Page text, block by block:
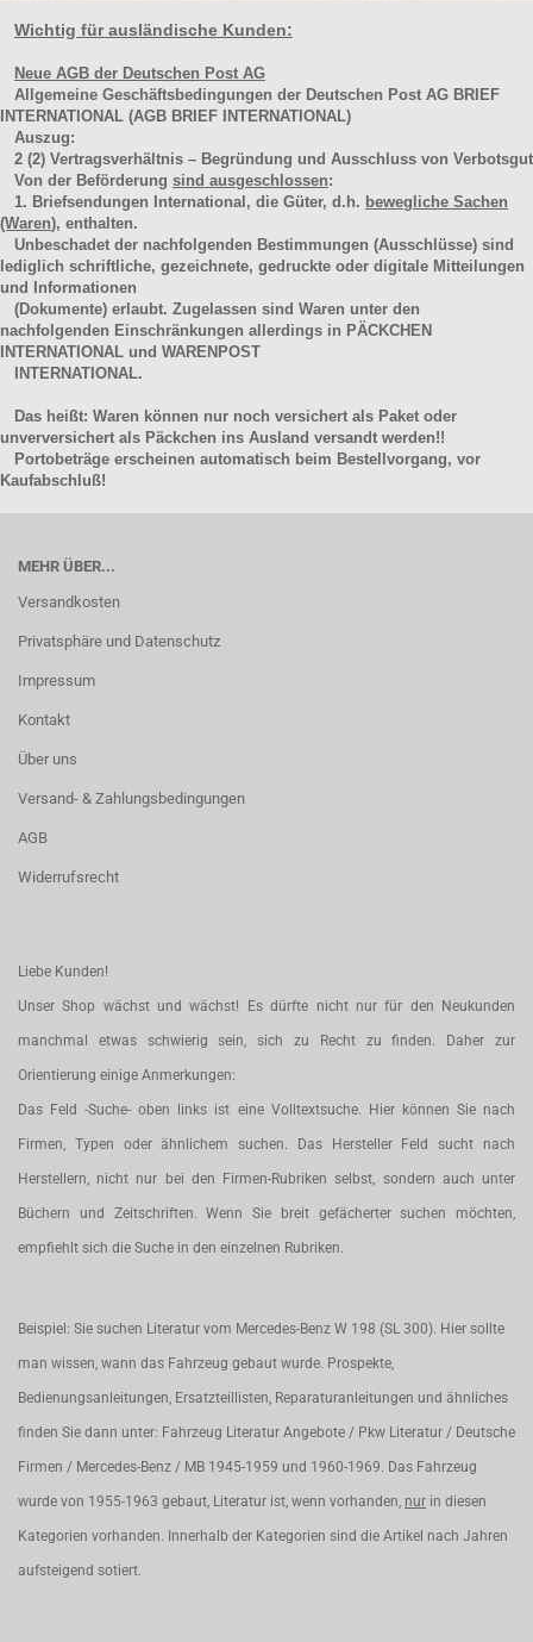
Wichtig für ausländische Kunden:
Neue AGB der Deutschen Post AG
Allgemeine Geschäftsbedingungen der Deutschen Post AG BRIEF
INTERNATIONAL (AGB BRIEF INTERNATIONAL)
Auszug:
2 (2) Vertragsverhältnis – Begründung und Ausschluss von Verbotsgut
Von der Beförderung sind ausgeschlossen:
1. Briefsendungen International, die Güter, d.h. bewegliche Sachen
(Waren), enthalten.
Unbeschadet der nachfolgenden Bestimmungen (Ausschlüsse) sind
lediglich schriftliche, gezeichnete, gedruckte oder digitale Mitteilungen
und Informationen
(Dokumente) erlaubt. Zugelassen sind Waren unter den
nachfolgenden Einschränkungen allerdings in PÄCKCHEN
INTERNATIONAL und WARENPOST
INTERNATIONAL.
Das heißt: Waren können nur noch versichert als Paket oder
unverversichert als Päckchen ins Ausland versandt werden!!
Portobeträge erscheinen automatisch beim Bestellvorgang, vor
Kaufabschluß!
MEHR ÜBER...
Versandkosten
Privatsphäre und Datenschutz
Impressum
Kontakt
Über uns
Versand- & Zahlungsbedingungen
AGB
Widerrufsrecht
Liebe Kunden!
Unser Shop wächst und wächst! Es dürfte nicht nur für den Neukunden
manchmal etwas schwierig sein, sich zu Recht zu finden. Daher zur
Orientierung einige Anmerkungen:
Das Feld -Suche- oben links ist eine Volltextsuche. Hier können Sie nach
Firmen, Typen oder ähnlichem suchen. Das Hersteller Feld sucht nach
Herstellern, nicht nur bei den Firmen-Rubriken selbst, sondern auch unter
Büchern und Zeitschriften. Wenn Sie breit gefächerter suchen möchten,
empfiehlt sich die Suche in den einzelnen Rubriken.
Beispiel: Sie suchen Literatur vom Mercedes-Benz W 198 (SL 300). Hier sollte
man wissen, wann das Fahrzeug gebaut wurde. Prospekte,
Bedienungsanleitungen, Ersatzteillisten, Reparaturanleitungen und ähnliches
finden Sie dann unter: Fahrzeug Literatur Angebote / Pkw Literatur / Deutsche
Firmen / Mercedes-Benz / MB 1945-1959 und 1960-1969. Das Fahrzeug
wurde von 1955-1963 gebaut, Literatur ist, wenn vorhanden, nur in diesen
Kategorien vorhanden. Innerhalb der Kategorien sind die Artikel nach Jahren
aufsteigend sotiert.